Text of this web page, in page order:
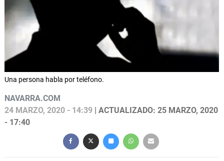
Una persona habla por teléfono.
NAVARRA.COM
24 MARZO, 2020 - 14:39 | ACTUALIZADO: 25 MARZO, 2020
- 17:40